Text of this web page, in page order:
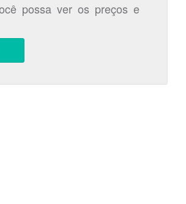
possa ver os preços e